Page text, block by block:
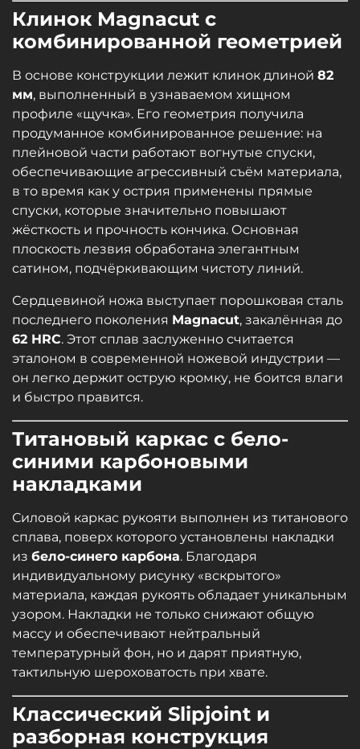
Клинок Magnacut с
комбинированной геометрией
В основе конструкции лежит клинок длиной 82
мм, выполненный в узнаваемом хищном
профиле «щучка». Его геометрия получила
продуманное комбинированное решение: на
плейновой части работают вогнутые спуски,
обеспечивающие агрессивный съём материала,
в то время как у острия применены прямые
спуски, которые значительно повышают
жёсткость и прочность кончика. Основная
плоскость лезвия обработана элегантным
сатином, подчёркивающим чистоту линий.
Сердцевиной ножа выступает порошковая сталь
последнего поколения Magnacut, закалённая до
62 HRC. Этот сплав заслуженно считается
эталоном в современной ножевой индустрии —
он легко держит острую кромку, не боится влаги
и быстро правится.
Титановый каркас с бело-
синими карбоновыми
накладками
Силовой каркас рукояти выполнен из титанового
сплава, поверх которого установлены накладки
из бело-синего карбона. Благодаря
индивидуальному рисунку «вскрытого»
материала, каждая рукоять обладает уникальным
узором. Накладки не только снижают общую
массу и обеспечивают нейтральный
температурный фон, но и дарят приятную,
тактильную шероховатость при хвате.
Классический Slipjoint и
разборная конструкция